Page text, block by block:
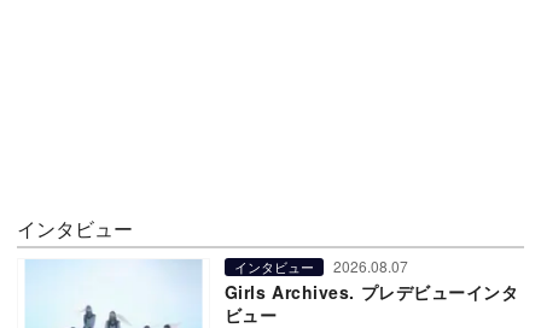
インタビュー
インタビュー 2026.08.07
Girls Archives. プレデビューインタ
ビュー